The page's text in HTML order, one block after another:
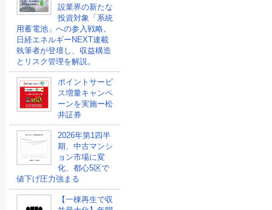
設業界の新たな
投資対象「系統
用蓄電池」への参入戦略。
日経エネルギーNEXT連載
執筆者が登壇し、収益構造
とリスク管理を解説。
ポイントサービ
ス増量キャンペ
ーンを実施ー松
井証券
2026年第1四半
期、中古マンシ
ョン市場に変
化、都心5区で
値下げ圧力強まる
【一棟再生で収